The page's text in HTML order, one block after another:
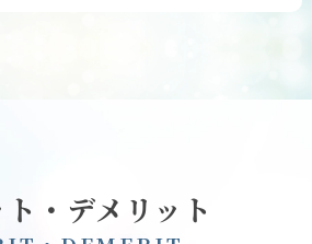
・デメリット